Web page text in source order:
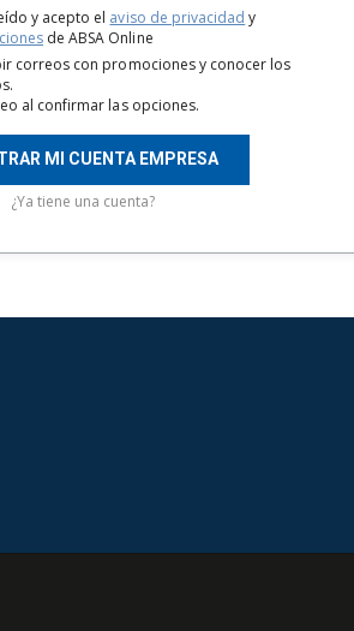
y acepto el aviso de privacidad y
de ABSA Online
correos con promociones y conocer los
al confirmar las opciones.
MI CUENTA EMPRESA
¿Ya tiene una cuenta?